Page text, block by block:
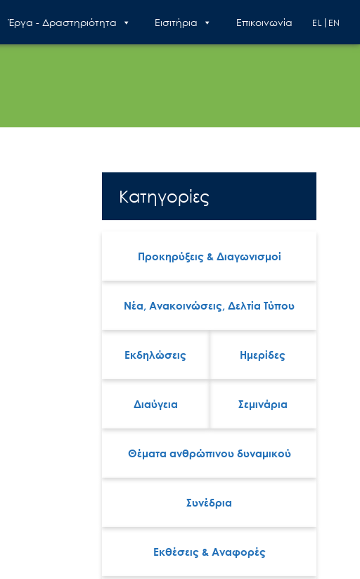
Έργα - Δραστηριότητα Εισιτήρια Επικοινωνία EN
EL
Κατηγορίες
Προκηρύξεις & Διαγωνισμοί
Νέα, Ανακοινώσεις, Δελτία Τύπου
Εκδηλώσεις Ημερίδες
Διαύγεια Σεμινάρια
Θέματα ανθρώπινου δυναμικού
Συνέδρια
Εκθέσεις & Αναφορές